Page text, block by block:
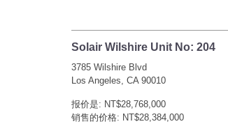
Solair Wilshire Unit No: 204
3785 Wilshire Blvd
Los Angeles, CA 90010
报价是: NT$28,768,000
销售的价格: NT$28,384,000